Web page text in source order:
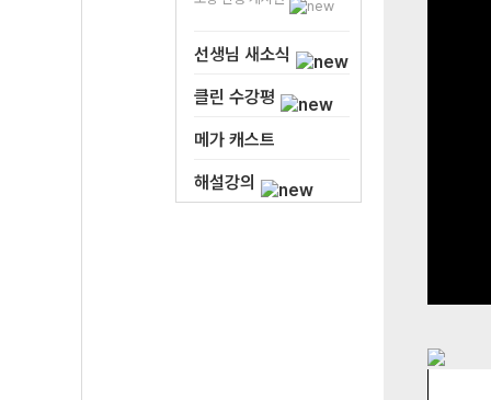
선생님 새소식
클린 수강평
메가 캐스트
해설강의